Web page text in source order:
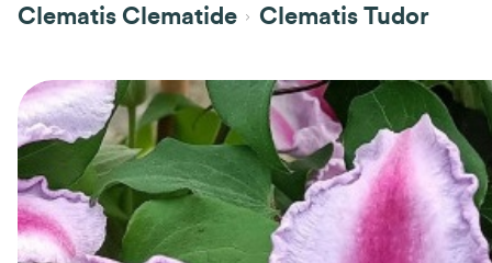
Clematis Clematide Clematis Tudor